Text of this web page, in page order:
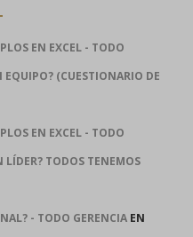
EN EXCEL - TODO
EQUIPO? (CUESTIONARIO DE
EN EXCEL - TODO
LÍDER? TODOS TENEMOS
- TODO GERENCIA EN